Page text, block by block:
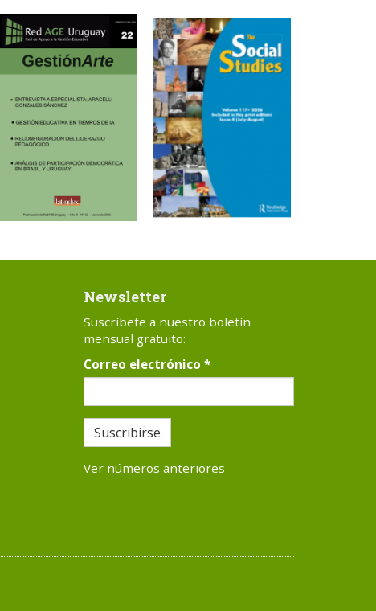
Newsletter
Suscríbete a nuestro boletín
mensual gratuito:
Correo electrónico *
Suscribirse
Ver números anteriores